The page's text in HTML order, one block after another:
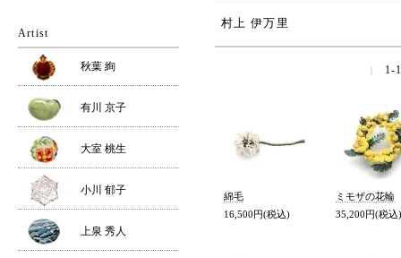
村上 伊万里
| 1-
綿毛
16,500円(税込)
ミモザの花輪
35,200円(税込)
Artist
秋葉 絢
有川 京子
大室 桃生
小川 郁子
上泉 秀人